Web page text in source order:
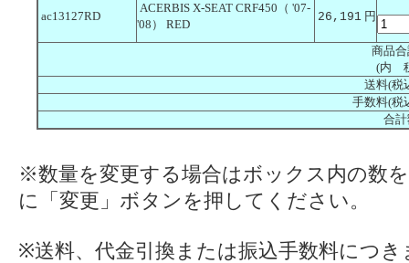
ac13127RD
ACERBIS X-SEAT CRF450（ '07-
'08） RED
26,191 円
商品
(内
送料(税
手数料(税
合
※数量を変更する場合はボックス内の数
に「変更」ボタンを押してください。
※送料、代金引換または振込手数料につき